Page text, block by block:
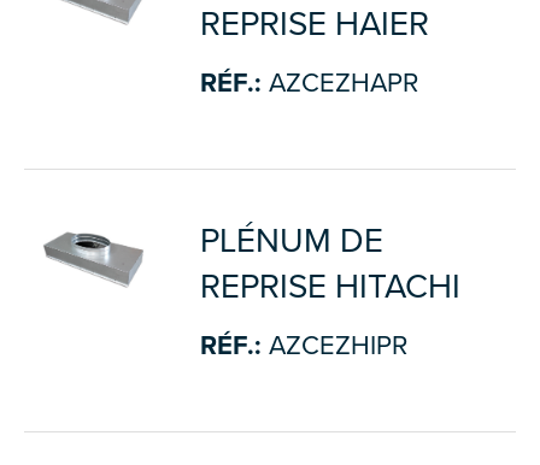
REPRISE HAIER
RÉF.: AZCEZHAPR
PLÉNUM DE
REPRISE HITACHI
RÉF.: AZCEZHIPR